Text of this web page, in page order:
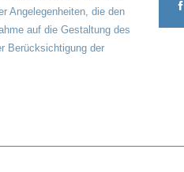
Angelegenheiten, die den
auf die Gestaltung des
Berücksichtigung der